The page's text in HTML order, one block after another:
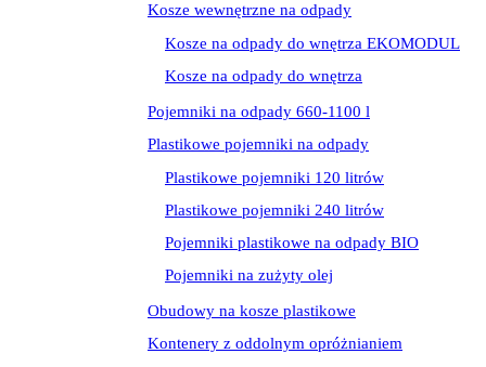
Kosze wewnętrzne na odpady
Kosze na odpady do wnętrza EKOMODUL
Kosze na odpady do wnętrza
Pojemniki na odpady 660-1100 l
Plastikowe pojemniki na odpady
Plastikowe pojemniki 120 litrów
Plastikowe pojemniki 240 litrów
Pojemniki plastikowe na odpady BIO
Pojemniki na zużyty olej
Obudowy na kosze plastikowe
Kontenery z oddolnym opróżnianiem